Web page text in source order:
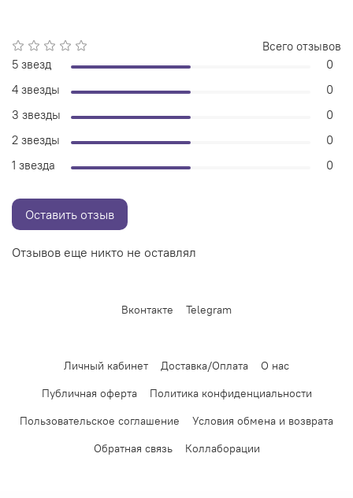
Отзывов еще никто не оставлял
Всего отзывов
5 звезд
0
4 звезды
0
3 звезды
0
2 звезды
0
1 звезда
0
Оставить отзыв
Вконтакте Telegram
Личный кабинет Доставка/Оплата
О нас
Публичная оферта
Политика конфиденциальности
Пользовательское соглашение
Условия обмена и возврата
Обратная связь
Коллаборации